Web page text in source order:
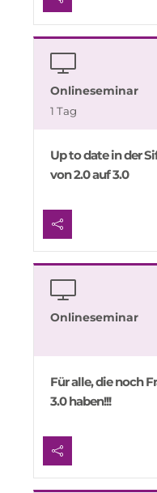
Onlineseminar
1 Tag
Up to date in der
von 2.0 auf 3.0
Onlineseminar
Für alle, die noch
3.0 haben!!!